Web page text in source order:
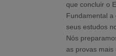
que concluir o
Fundamental a
seus estudos
Nós
as provas mais